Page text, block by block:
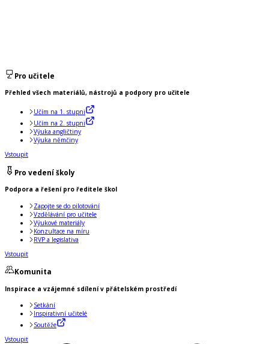
Pro učitele
Přehled všech materiálů, nástrojů a podpory pro učitele
Učím na 1. stupni
Učím na 2. stupni
Výuka angličtiny
Výuka němčiny
Vstoupit
Pro vedení školy
Podpora a řešení pro ředitele škol
Zapojte se do pilotování
Vzdělávání pro učitele
Výukové materiály
Konzultace na míru
RVP a legislativa
Vstoupit
Komunita
Inspirace a vzájemné sdílení v přátelském prostředí
Setkání
Inspirativní učitelé
Soutěže
Vstoupit